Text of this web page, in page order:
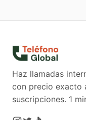
Haz llamadas
con precio exacto
suscripciones. 1